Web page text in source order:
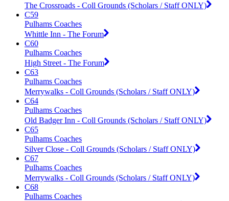
The Crossroads - Coll Grounds (Scholars / Staff ONLY)
C59
Pulhams Coaches
Whittle Inn - The Forum
C60
Pulhams Coaches
High Street - The Forum
C63
Pulhams Coaches
Merrywalks - Coll Grounds (Scholars / Staff ONLY)
C64
Pulhams Coaches
Old Badger Inn - Coll Grounds (Scholars / Staff ONLY)
C65
Pulhams Coaches
Silver Close - Coll Grounds (Scholars / Staff ONLY)
C67
Pulhams Coaches
Merrywalks - Coll Grounds (Scholars / Staff ONLY)
C68
Pulhams Coaches